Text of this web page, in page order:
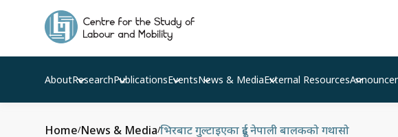
AboutResearchPublicationsEventsNews & MediaExternal Resources
Home/News & Media/भिरबाट गुल्टाइएका दुई नेपाली बालकको गथासो